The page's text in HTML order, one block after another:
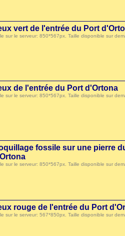
vert de l'entrée du Port
sur le serveur: 850*567px. Taille disponible sur
de l'entrée du Port d'Ortona
sur le serveur: 850*567px. Taille disponible sur
fossile sur une pierre
sur le serveur: 850*567px. Taille disponible sur
rouge de l'entrée du Port
sur le serveur: 567*850px. Taille disponible sur